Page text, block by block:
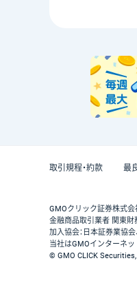
取引規程・約款 最
GMOクリック証券株式会
金融商品取引業者 関東財
加入協会：日本証券業協
当社はGMOインターネッ
© GMO CLICK